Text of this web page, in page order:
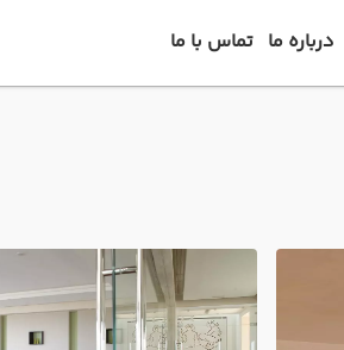
درباره ما تماس با ما